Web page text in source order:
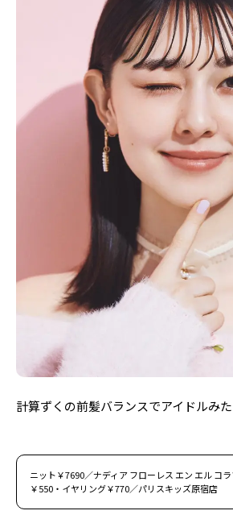
Follow us
ST member
新規会員登録・ログイン
計算ずくの前髪バランスでアイドルみ
ニット￥7690／ナディア フローレス エン エル コ
￥550・イヤリング￥770／パリスキッズ原宿店